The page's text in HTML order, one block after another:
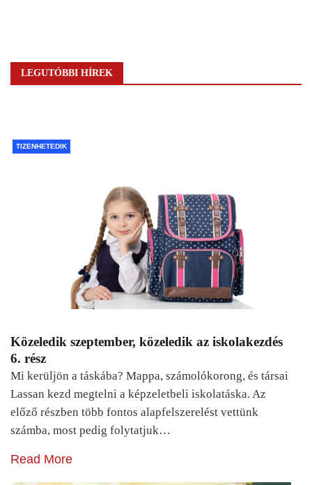
LEGUTÓBBI HÍREK
TIZENHETEDIK
Közeledik szeptember, közeledik az iskolakezdés
6. rész
Mi kerüljön a táskába? Mappa, számolókorong, és társai
Lassan kezd megtelni a képzeletbeli iskolatáska. Az
előző részben több fontos alapfelszerelést vettünk
számba, most pedig folytatjuk…
Read More